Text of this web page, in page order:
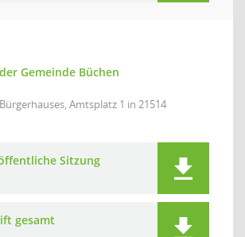
Gemeinde Büchen
Amtsplatz 1 in 21514
Sitzung
gesamt